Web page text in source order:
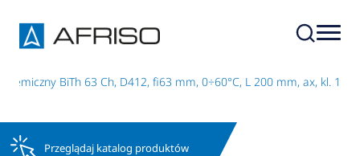
BiTh 63 Ch, D412, fi63 mm, 0÷60°C, L 200 mm, ax, kl. 1
Przeglądaj katalog produktów